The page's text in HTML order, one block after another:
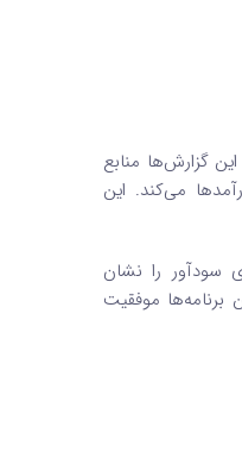
گزارش‌ها منابع
می‌کند. این
سودآور را نشان
برنامه‌ها موفقیت